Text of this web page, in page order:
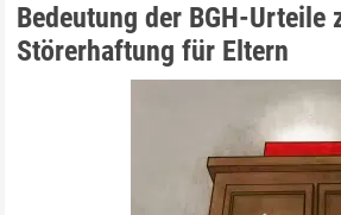
Bedeutung der BGH-Urteile
Störerhaftung für Eltern